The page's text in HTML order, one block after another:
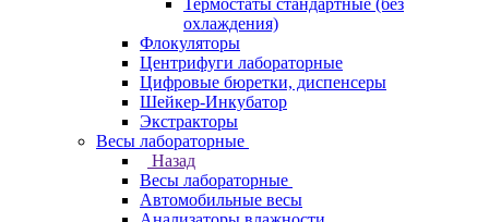
Термостаты стандартные (без
охлаждения)
Флокуляторы
Центрифуги лабораторные
Цифровые бюретки, диспенсеры
Шейкер-Инкубатор
Экстракторы
Весы лабораторные
Назад
Весы лабораторные
Автомобильные весы